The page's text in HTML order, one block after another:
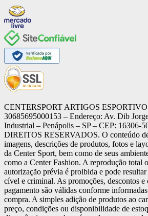
CENTERSPORT ARTIGOS
30685695000153 – Endereço: Av. Dib
Industrial – Penápolis – SP – CEP: 16306-
DIREITOS RESERVADOS. O conteúdo
imagens, descrições de produtos, fotos e
da Center Sport, bem como de seus
como a Center Fashion. A reprodução total
autorização prévia é proibida e pode
cível e criminal. As promoções, descontos e
pagamento são válidas conforme
compra. A simples adição de produtos ao
preço, condições ou disponibilidade de